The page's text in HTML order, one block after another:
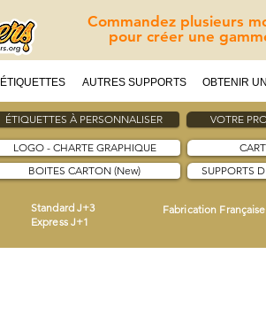
Commandez plusieurs
pour créer une
ÉTIQUETTES AUTRES SUPPORTS OBTENIR
ÉTIQUETTES À PERSONNALISER VOTRE
LOGO - CHARTE GRAPHIQUE
BOITES CARTON (New)
SUPPORTS
Standard J+3
Express J+1
Fabrication Française